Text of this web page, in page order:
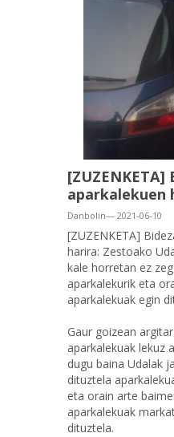
aparkalekuen
Danbolin— 2021-06-10
[ZUZENKETA]
harira: Zestoako
kale horretan ez
aparkalekurik eta
aparkalekuak egin
Gaur goizean
aparkalekuak lekuz
dugu baina Udalak
dituztela
eta orain arte
aparkalekuak
dituztela.